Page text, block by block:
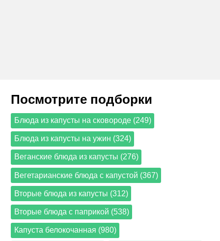
Посмотрите подборки
Блюда из капусты на сковороде (249)
Блюда из капусты на ужин (324)
Веганские блюда из капусты (276)
Вегетарианские блюда с капустой (367)
Вторые блюда из капусты (312)
Вторые блюда с паприкой (538)
Капуста белокочанная (980)